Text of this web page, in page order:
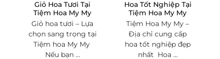
Giỏ Hoa Tươi Tại
Tiệm Hoa My My
Giỏ hoa tươi – Lựa
chọn sang trọng tại
Tiệm hoa My My
Nếu bạn ...
Hoa Tốt Nghiệp Tại
Tiệm Hoa My My
Tiệm Hoa My My –
Địa chỉ cung cấp
hoa tốt nghiệp đẹp
nhất Hoa ...